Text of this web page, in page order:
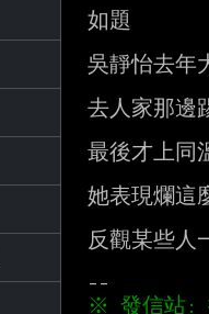
如題
吳靜怡去年
去人家那邊
最後才上同
她表現爛這
反觀某些人